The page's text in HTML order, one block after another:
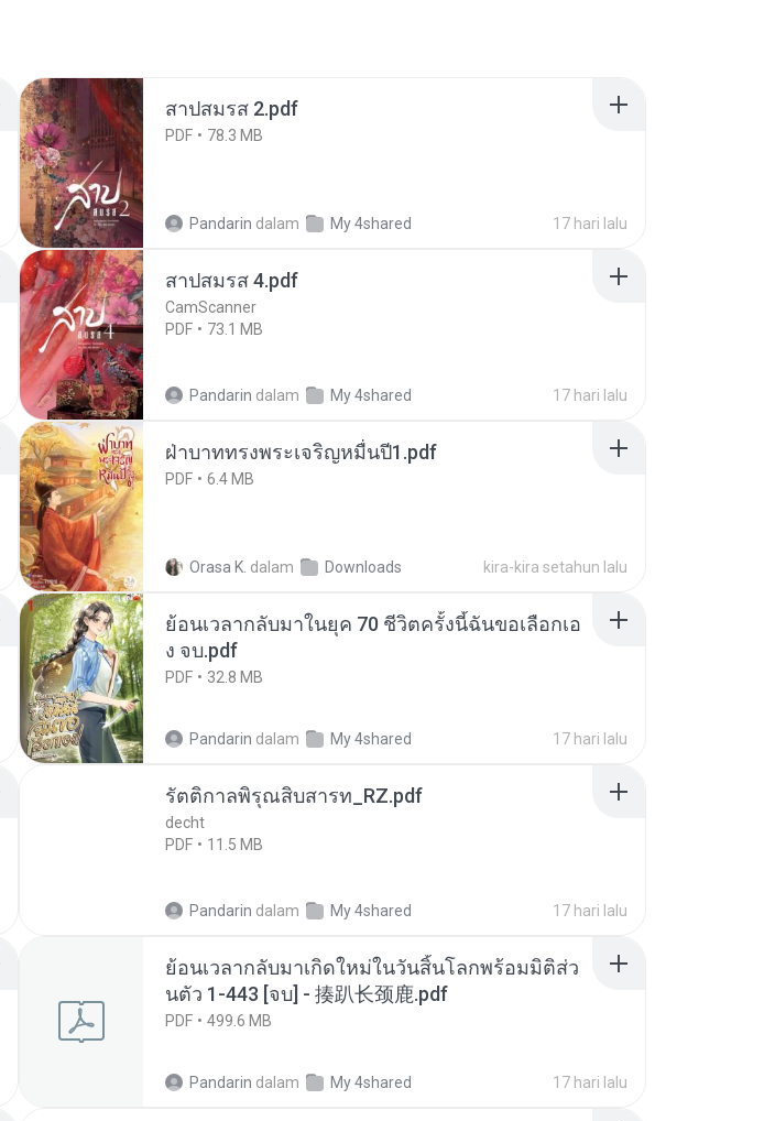
สาปสมรส 2.pdf
PDF 78.3 MB
Pandarin dalam My 4shared 17 hari lalu
สาปสมรส 4.pdf
CamScanner
PDF
73.1 MB
Pandarin dalam My 4shared 17 hari lalu
ฝ่าบาททรงพระเจริญหมื่นปี1.pdf
PDF 6.4 MB
Orasa K. dalam Downloads kira-kira setahun lalu
ย้อนเวลากลับมาในยุค 70 ชีวิตครั้งนี้ฉันขอเลือกเอ
ง จบ.pdf
PDF 32.8 MB
Pandarin dalam My 4shared 17 hari lalu
รัตติกาลพิรุณสิบสารท_RZ.pdf
decht
PDF
11.5 MB
Pandarin dalam My 4shared 17 hari lalu
ย้อนเวลากลับมาเกิดใหม่ในวันสิ้นโลกพร้อมมิติส่ว
นตัว 1-443 [จบ] - 揍趴长颈鹿.pdf
PDF 499.6 MB
Pandarin dalam My 4shared 17 hari lalu